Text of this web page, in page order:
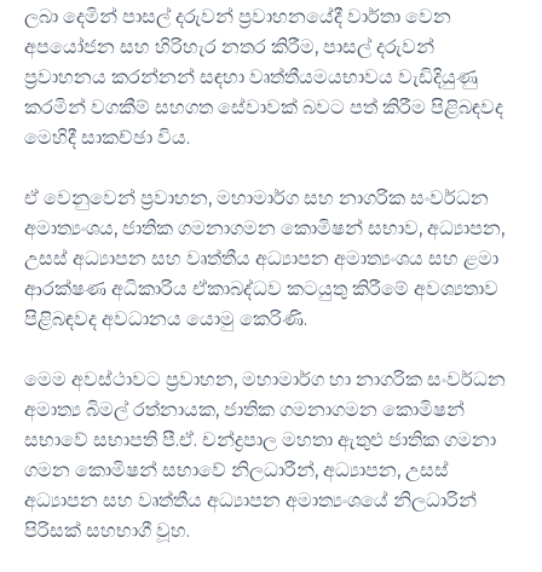
ලබා දෙමින් පාසල් දරුවන් ප්‍රවාහනයේදී වාර්තා වෙන
අපයෝජන සහ හිරිහැර නතර කිරීම, පාසල් දරුවන්
ප්‍රවාහනය කරන්නන් සඳහා වෘත්තීයමයභාවය වැඩිදියුණු
කරමින් වගකීම් සහගත සේවාවක් බවට පත් කිරීම පිළිබඳවද
මෙහිදී සාකච්ඡා විය.
ඒ වෙනුවෙන් ප්‍රවාහන, මහාමාර්ග සහ නාගරික සංවර්ධන
අමාත්‍යංශය, ජාතික ගමනාගමන කොමිෂන් සභාව, අධ්‍යාපන,
උසස් අධ්‍යාපන සහ වෘත්තීය අධ්‍යාපන අමාත්‍යංශය සහ ළමා
ආරක්ෂණ අධිකාරිය ඒකාබද්ධව කටයුතු කිරීමේ අවශ්‍යතාව
පිළිබඳවද අවධානය යොමු කෙරිණි.
මෙම අවස්ථාවට ප්‍රවාහන, මහාමාර්ග හා නාගරික සංවර්ධන
අමාත්‍ය බිමල් රත්නායක, ජාතික ගමනාගමන කොමිෂන්
සභාවේ සභාපති පී.ඒ. චන්ද්‍රපාල මහතා ඇතුළු ජාතික ගමනා
ගමන කොමිෂන් සභාවේ නිලධාරීන්, අධ්‍යාපන, උසස්
අධ්‍යාපන සහ වෘත්තීය අධ්‍යාපන අමාත්‍යංශයේ නිලධාරින්
පිරිසක් සහභාගී වූහ.